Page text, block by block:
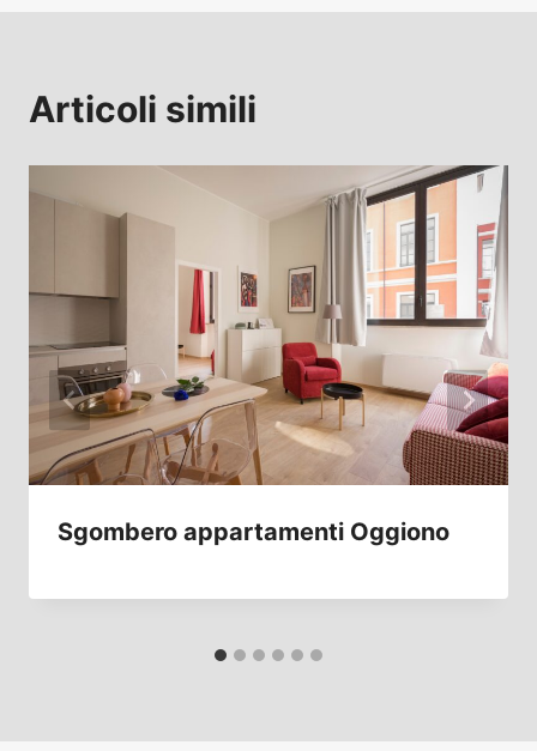
Articoli simili
Sgombero appartamenti Oggiono